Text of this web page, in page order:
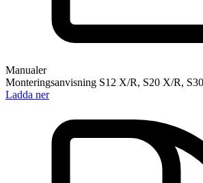
Manualer
Monteringsanvisning S12 X/R, S20 X/R,
Ladda ner